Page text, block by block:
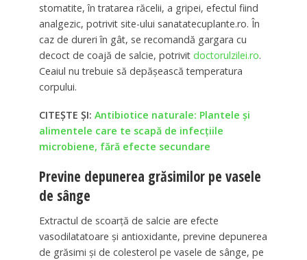
stomatite, în tratarea răcelii, a gripei, efectul fiind
analgezic, potrivit site-ului sanatatecuplante.ro. În
caz de dureri în gât, se recomandă gargara cu
decoct de coajă de salcie, potrivit doctorulzilei.ro.
Ceaiul nu trebuie să depășească temperatura
corpului.
CITEȘTE ȘI: Antibiotice naturale: Plantele și
alimentele care te scapă de infecțiile
microbiene, fără efecte secundare
Previne depunerea grăsimilor pe vasele
de sânge
Extractul de scoarță de salcie are efecte
vasodilatatoare și antioxidante, previne depunerea
de grăsimi și de colesterol pe vasele de sânge, pe